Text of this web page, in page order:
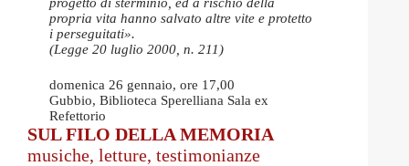
propria vita hanno salvato altre vite e protetto
i perseguitati».
(Legge 20 luglio 2000, n. 211)
domenica 26 gennaio, ore 17,00
Gubbio, Biblioteca Sperelliana Sala ex
Refettorio
SUL FILO DELLA MEMORIA
musiche, letture, testimonianze